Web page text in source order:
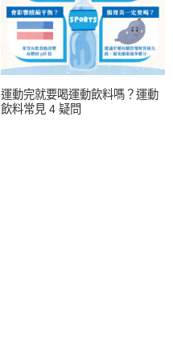
運動完就要喝運動飲料嗎？運動
飲料常見 4 疑問